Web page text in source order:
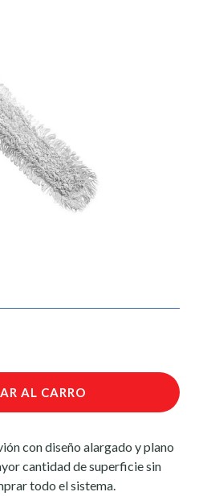
AL CARRO
con diseño alargado y plano
cantidad de superficie sin
todo el sistema.